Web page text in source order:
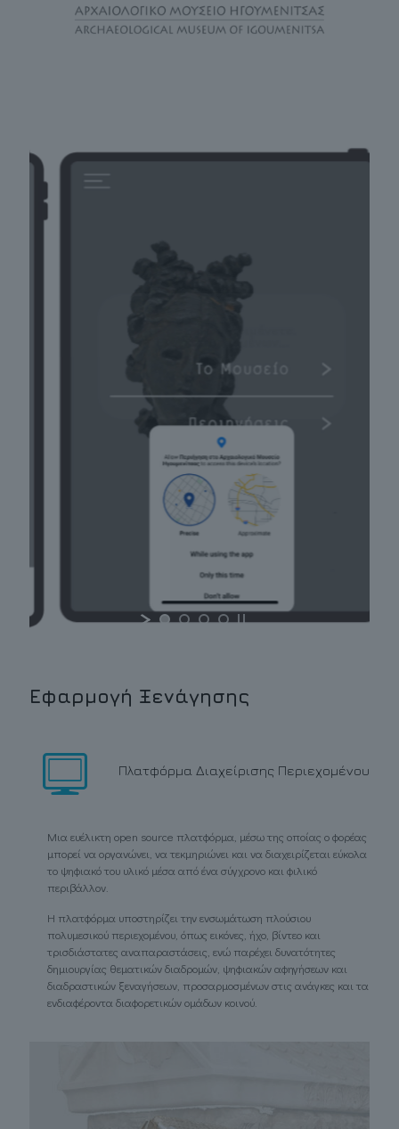
Εφαρμογή Ξενάγησης
Πλατφόρμα Διαχείρισης Περιεχομένου
Μια ευέλικτη open source πλατφόρμα, μέσω της οποίας ο φορέας
μπορεί να οργανώνει, να τεκμηριώνει και να διαχειρίζεται εύκολα
το ψηφιακό του υλικό μέσα από ένα σύγχρονο και φιλικό
περιβάλλον.
Η πλατφόρμα υποστηρίζει την ενσωμάτωση πλούσιου
πολυμεσικού περιεχομένου, όπως εικόνες, ήχο, βίντεο και
τρισδιάστατες αναπαραστάσεις, ενώ παρέχει δυνατότητες
δημιουργίας θεματικών διαδρομών, ψηφιακών αφηγήσεων και
διαδραστικών ξεναγήσεων, προσαρμοσμένων στις ανάγκες και τα
ενδιαφέροντα διαφορετικών ομάδων κοινού.